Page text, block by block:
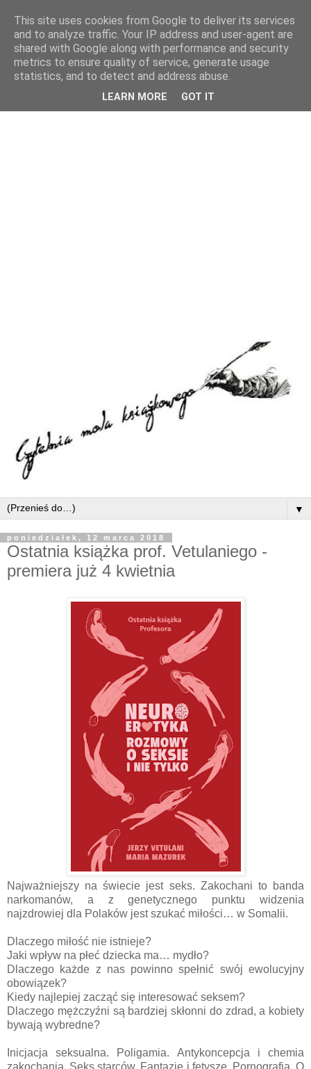
▼
poniedziałek, 12 marca 2018
Ostatnia książka prof. Vetulaniego -
premiera już 4 kwietnia
Najważniejszy na świecie jest seks. Zakochani to banda
narkomanów, a z genetycznego punktu widzenia
najzdrowiej dla Polaków jest szukać miłości… w Somalii.
Dlaczego miłość nie istnieje?
Jaki wpływ na płeć dziecka ma… mydło?
Dlaczego każde z nas powinno spełnić swój ewolucyjny
obowiązek?
Kiedy najlepiej zacząć się interesować seksem?
Dlaczego mężczyźni są bardziej skłonni do zdrad, a kobiety
bywają wybredne?
Inicjacja seksualna. Poligamia. Antykoncepcja i chemia
zakochania. Seks starców. Fantazje i fetysze. Pornografia. O
This site uses cookies from Google to deliver its services
and to analyze traffic. Your IP address and user-agent are
shared with Google along with performance and security
metrics to ensure quality of service, generate usage
statistics, and to detect and address abuse.
LEARN MORE GOT IT